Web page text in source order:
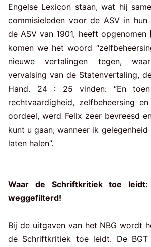
Engelse Lexicon staan, wat hij
commisieleden voor de ASV in hun
de ASV van 1901, heeft opgenomen
komen we het woord
nieuwe vertalingen tegen,
vervalsing van de Statenvertaling,
Hand. 24 : 25 vinden: “En
rechtvaardigheid, zelfbeheersing
oordeel, werd Felix zeer bevreesd
kunt u gaan; wanneer ik
laten halen”.
Waar de Schriftkritiek toe leidt:
weggefilterd!
Bij de uitgaven van het NBG wordt
de Schriftkritiek toe leidt. De BGT